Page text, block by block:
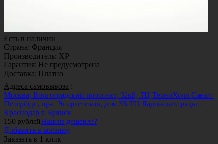
Есть в наличии
Страна: Франция
Производитель: XP
Гарантия: Не предусмотрена
Доставка: Платно
Адреса самовывоза :
Москва, Волгоградский проспект, 32к8, ТЦ ТехноХолл Санкт-
Петербург, пр-т Энергетиков, дом 3Б ТЦ Ладожские ряды г.
Краснодар г. Брянск
150 рублейНашли дешевле?
Добавить в корзину
Заказать в 1 клик